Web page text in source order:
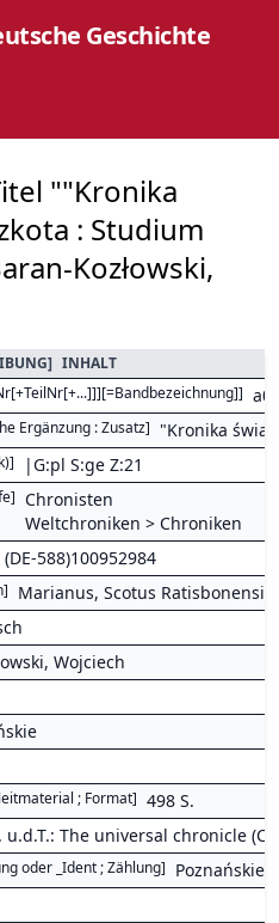
Geschichte
""Kronika
: Studium
Kozłowski,
] INHALT
]
Ergänzung : Zusatz] "Kronika
] |G:pl S:ge Z:21
] Chronisten
Weltchroniken > Chroniken
(DE-588)100952984
] Marianus, Scotus Ratisbonensis
Wojciech
; Format] 498 S.
u.d.T.: The universal chronicle
oder _Ident ; Zählung] Poznańskie